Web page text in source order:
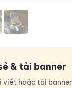
& tải banner
viết hoặc tải